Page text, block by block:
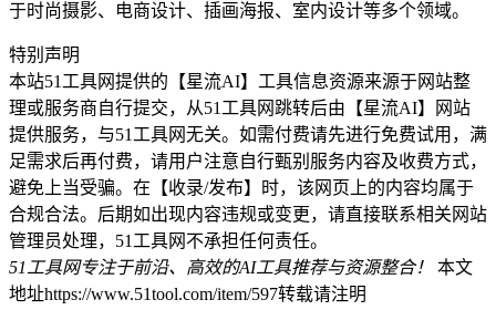
于时尚摄影、电商设计、插画海报、室内设计等多个领域。
特别声明
本站51工具网提供的【星流AI】工具信息资源来源于网站整
理或服务商自行提交，从51工具网跳转后由【星流AI】网站
提供服务，与51工具网无关。如需付费请先进行免费试用，满
足需求后再付费，请用户注意自行甄别服务内容及收费方式，
避免上当受骗。在【收录/发布】时，该网页上的内容均属于
合规合法。后期如出现内容违规或变更，请直接联系相关网站
管理员处理，51工具网不承担任何责任。
51工具网专注于前沿、高效的AI工具推荐与资源整合！
本文
地址https://www.51tool.com/item/597转载请注明